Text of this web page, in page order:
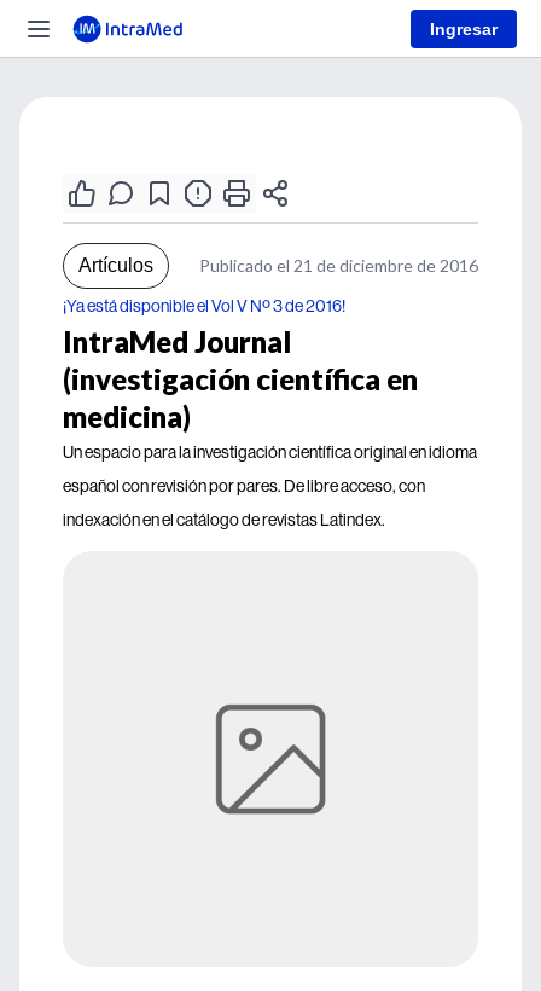
Ingresar
Artículos Publicado el 21 de diciembre de 2016
¡Ya está disponible el Vol V Nº 3 de 2016!
IntraMed Journal
(investigación científica en
medicina)
Un espacio para la investigación científica original en idioma
español con revisión por pares. De libre acceso, con
indexación en el catálogo de revistas Latindex.